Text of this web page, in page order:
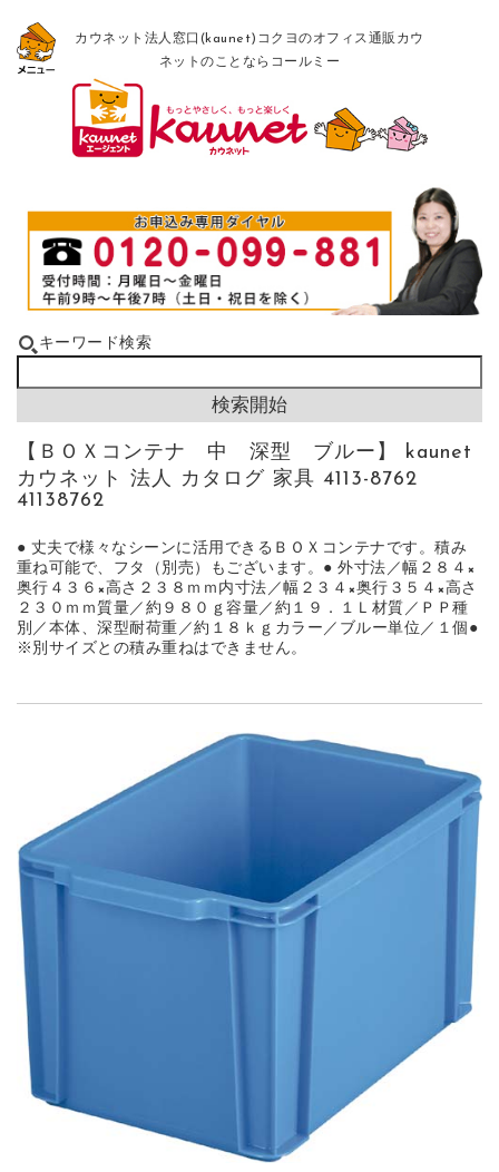
カウネット法人窓口(kaunet)コクヨのオフィス通販カウ
ネットのことならコールミー
キーワード検索
【ＢＯＸコンテナ 中 深型 ブルー】 kaunet
カウネット 法人 カタログ 家具 4113-8762
41138762
● 丈夫で様々なシーンに活用できるＢＯＸコンテナです。積み
重ね可能で、フタ（別売）もございます。● 外寸法／幅２８４×
奥行４３６×高さ２３８ｍｍ内寸法／幅２３４×奥行３５４×高さ
２３０ｍｍ質量／約９８０ｇ容量／約１９．１Ｌ材質／ＰＰ種
別／本体、深型耐荷重／約１８ｋｇカラー／ブルー単位／１個●
※別サイズとの積み重ねはできません。